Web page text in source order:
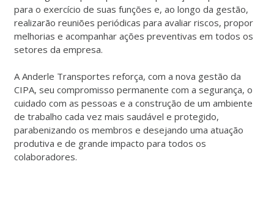
para o exercício de suas funções e, ao longo da gestão,
realizarão reuniões periódicas para avaliar riscos, propor
melhorias e acompanhar ações preventivas em todos os
setores da empresa.
A Anderle Transportes reforça, com a nova gestão da
CIPA, seu compromisso permanente com a segurança, o
cuidado com as pessoas e a construção de um ambiente
de trabalho cada vez mais saudável e protegido,
parabenizando os membros e desejando uma atuação
produtiva e de grande impacto para todos os
colaboradores.